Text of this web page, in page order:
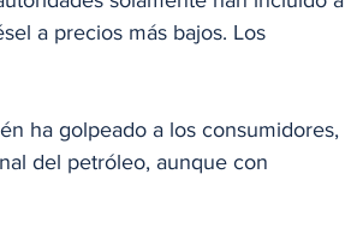
a precios más bajos. Los
ha golpeado a los consumidores,
del petróleo, aunque con